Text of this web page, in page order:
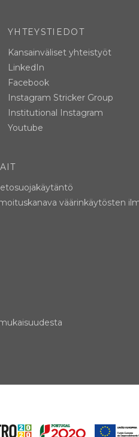
YHTEYSTIEDOT
Kansainväliset yhteistyöt
LinkedIn
Facebook
Instagram Stricker Group
Institutional Instagram
Youtube
väärinkäytösten